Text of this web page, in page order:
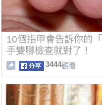
10個指甲會告訴你的
手雙腳檢查就對了！
3444觀看